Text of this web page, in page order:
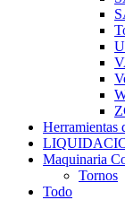
Herramientas
Maquinaria
Tornos
Todo